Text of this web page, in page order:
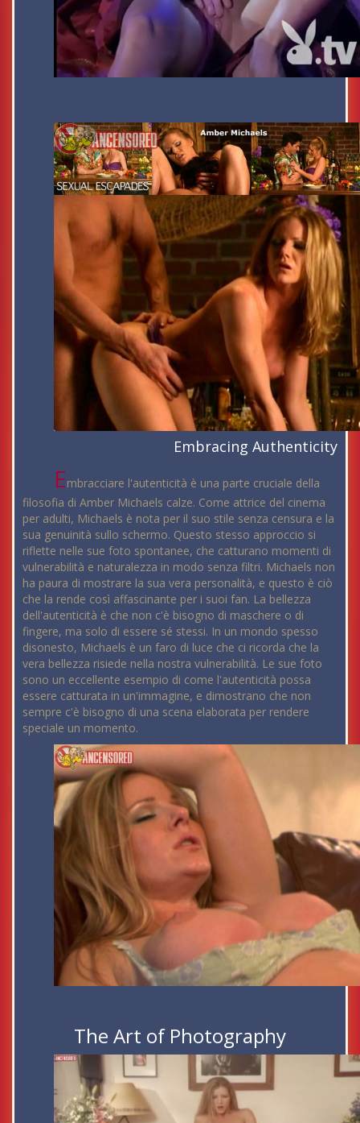
Embracing Authenticity
Embracciare l'autenticità è una parte cruciale della
filosofia di Amber Michaels calze. Come attrice del cinema
per adulti, Michaels è nota per il suo stile senza censura e la
sua genuinità sullo schermo. Questo stesso approccio si
riflette nelle sue foto spontanee, che catturano momenti di
vulnerabilità e naturalezza in modo senza filtri. Michaels non
ha paura di mostrare la sua vera personalità, e questo è ciò
che la rende così affascinante per i suoi fan. La bellezza
dell'autenticità è che non c'è bisogno di maschere o di
fingere, ma solo di essere sé stessi. In un mondo spesso
disonesto, Michaels è un faro di luce che ci ricorda che la
vera bellezza risiede nella nostra vulnerabilità. Le sue foto
sono un eccellente esempio di come l'autenticità possa
essere catturata in un'immagine, e dimostrano che non
sempre c'è bisogno di una scena elaborata per rendere
speciale un momento.
The Art of Photography